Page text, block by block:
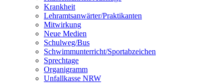
Krankheit
Lehramtsanwärter/Praktikanten
Mitwirkung
Neue Medien
Schulweg/Bus
Schwimmunterricht/Sportabzeichen
Sprechtage
Organigramm
Unfallkasse NRW